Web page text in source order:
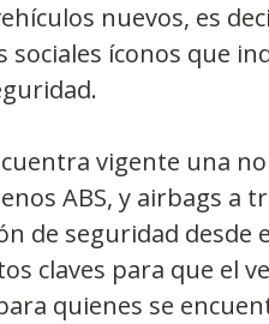
nuevos, es
sociales íconos que
vigente una
ABS, y airbags a
de seguridad desde
claves para que el
quienes se